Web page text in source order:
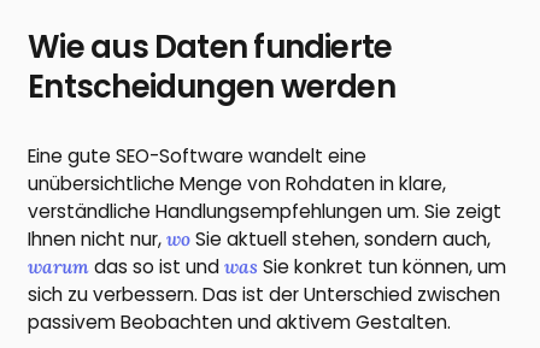
Wie aus Daten fundierte
Entscheidungen werden
Eine gute SEO-Software wandelt eine
unübersichtliche Menge von Rohdaten in klare,
verständliche Handlungsempfehlungen um. Sie zeigt
Ihnen nicht nur,wo Sie aktuell stehen, sondern auch,
warum das so ist undwas Sie konkret tun können, um
sich zu verbessern. Das ist der Unterschied zwischen
passivem Beobachten und aktivem Gestalten.